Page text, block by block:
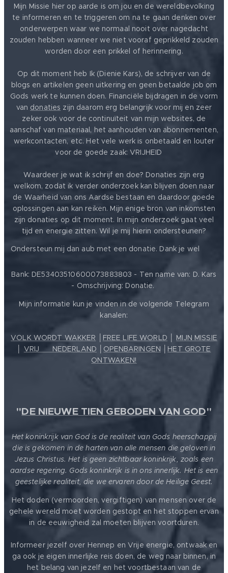
Mijn Missie hier op aarde is om jou en de wereldbevolking
te informeren en te triggeren om na te gaan denken over
onderwerpen waar we normaal nooit over nagedacht
zouden hebben wanneer we niet vooraf geprikkeld zouden
worden door een prikkel of herinnering.
Op dit moment heb Ik (Dienie Kars), de schrijver van de
blogs en artikelen geen uitkering en geen betaalde job om
Gods werk te kunnen doen. Financiële bijdragen in de vorm
van donaties zijn daarom erg belangrijk voor mij en zeer
zeker ook voor de continuïteit van mijn websites, de
aanschaf van materiaal, het aanhouden van abonnementen,
werkcontacten, etc. Het vele werk is onbetaald en louter
voor de goede zaak: VRIJHEID ❤️
Waardeer je wat ik schrijf en doe? Donaties zijn erg
welkom, zodat ik verder onderzoek kan blijven doen naar
de Waarheid van ons Aardse bestaan en daardoor goede
oplossingen aan kan reiken. Mijn enige bron van inkomsten
zijn donaties op dit moment. In mijn onderzoek gaat veel
tijd en energie zitten. Wil je mij hierin ondersteunen?
Ondersteun mij dan aub met een donatie. Dank je wel
Bank: DE53403510600073883803 - Ten name van: D. Kars
- Omschrijving: Donatie.
Mijn informatie kun je vinden in de volgende Telegram
kanalen:
VOLK WORDT WAKKER FREE LIFE WORLD
MIJN MISSIE
VRIJ ❤️ NEDERLAND OPENBARINGEN
HET GROTE
ONTWAKEN!
"DE NIEUWE TIEN GEBODEN VAN GOD"
Het koninkrijk van God is de realiteit van Gods heerschappij
die is gekomen in de harten van alle mensen die geloven in
Jezus Christus. Het is geen zichtbaar koninkrijk, zoals een
aardse regering. Gods koninkrijk is in ons innerlijk. Het is een
geestelijke realiteit, die we ervaren door de Heilige Geest.
Het doden (vermoorden, vergiftigen) van mensen over de
gehele wereld moet worden gestopt en het stoppen ervan
in de eeuwigheid zal moeten blijven voortduren.
Informeer jezelf over Hennep en Vrije energie, ontwaak en
ga ook je eigen innerlijke reis doen, de weg naar binnen, in
het belang van jezelf en het voortbestaan van de